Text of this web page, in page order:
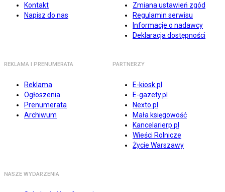
Kontakt
Napisz do nas
Zmiana ustawień zgód
Regulamin serwisu
Informacje o nadawcy
Deklaracja dostępności
REKLAMA I PRENUMERATA
Reklama
Ogłoszenia
Prenumerata
Archiwum
PARTNERZY
E-kiosk.pl
E-gazety.pl
Nexto.pl
Mała księgowość
Kancelarierp.pl
Wieści Rolnicze
Życie Warszawy
NASZE WYDARZENIA